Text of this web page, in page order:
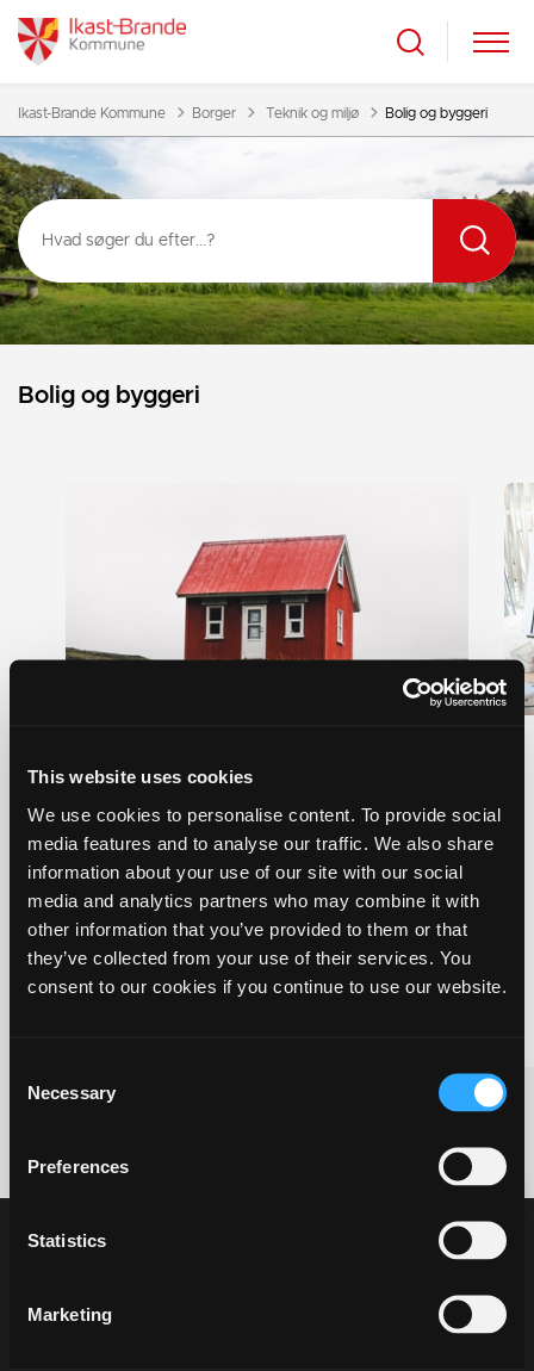
This website uses cookies
We use cookies to personalise content. To provide social
media features and to analyse our traffic. We also share
information about your use of our site with our social
media and analytics partners who may combine it with
other information that you’ve provided to them or that
they’ve collected from your use of their services. You
consent to our cookies if you continue to use our website.
Selection
Necessary
Preferences
Statistics
Marketing
Ikast-Brande Kommune Borger
Tilbage til
Teknik og miljø Bolig og byggeri
Bolig og byggeri
samlet i SKAT. Tryk og læs mere om
ændringerne